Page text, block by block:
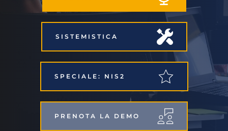
SISTEMISTICA
SPECIALE: NIS2
PRENOTA LA DEMO